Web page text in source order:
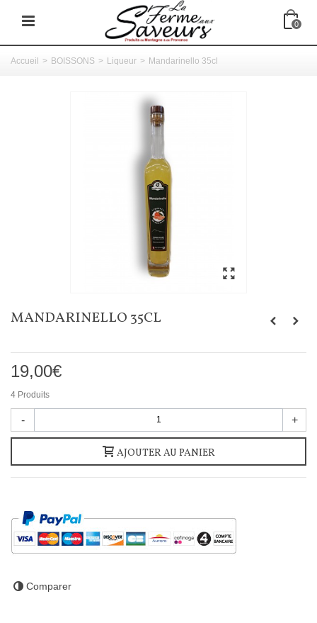
0
Accueil > BOISSONS > Liqueur > Mandarinello 35cl
MANDARINELLO 35CL
19,00€
4 Produits
- +
AJOUTER AU PANIER
Comparer